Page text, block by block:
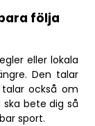
följa
eller lokala
Den talar
också om
ska bete dig så
sport.